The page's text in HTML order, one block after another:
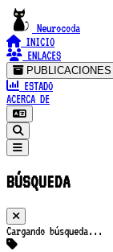
Neurocoda
INICIO
ENLACES
PUBLICACIONES
ESTADO
ACERCA DE
BÚSQUEDA
Cargando búsqueda...